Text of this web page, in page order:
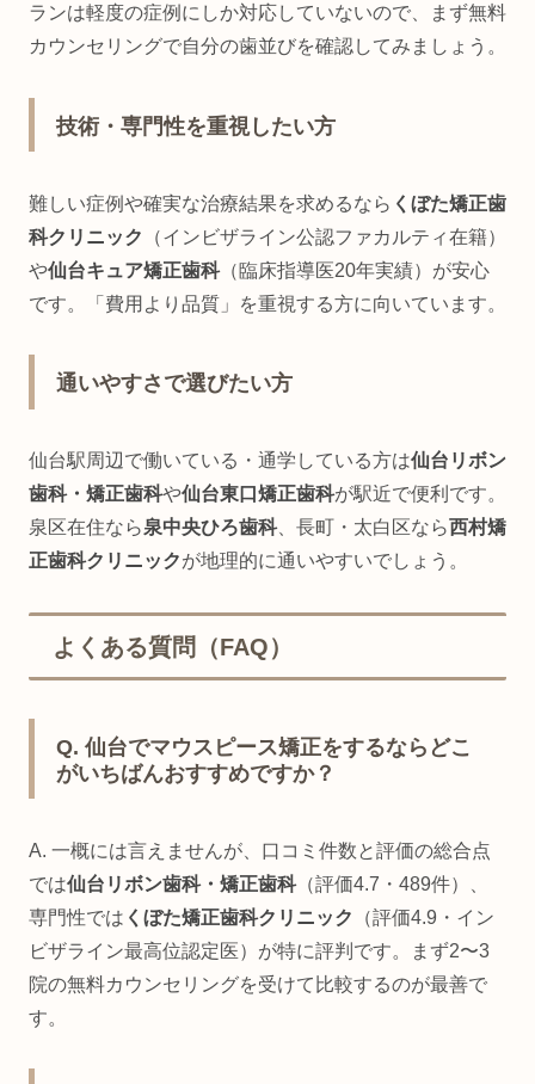
ランは軽度の症例にしか対応していないので、まず無料
カウンセリングで自分の歯並びを確認してみましょう。
技術・専門性を重視したい方
難しい症例や確実な治療結果を求めるなら くぼた矯正歯
科クリニック
（インビザライン公認ファカルティ在籍）
や仙台キュア矯正歯科（臨床指導医20年実績）が安心
です。「費用より品質」を重視する方に向いています。
通いやすさで選びたい方
仙台駅周辺で働いている・通学している方は仙台リボン
歯科・矯正歯科や仙台東口矯正歯科が駅近で便利です。
泉区在住なら泉中央ひろ歯科、長町・太白区なら西村矯
正歯科クリニックが地理的に通いやすいでしょう。
よくある質問（FAQ）
Q. 仙台でマウスピース矯正をするならどこ
がいちばんおすすめですか？
A. 一概には言えませんが、口コミ件数と評価の総合点
では仙台リボン歯科・矯正歯科（評価4.7・489件）、
専門性では くぼた矯正歯科クリニック
（評価4.9・イン
ビザライン最高位認定医）が特に評判です。まず2〜3
院の無料カウンセリングを受けて比較するのが最善で
す。